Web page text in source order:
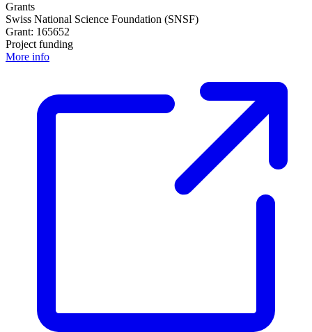
Grants
Swiss National Science Foundation (SNSF)
Grant: 165652
Project funding
More info